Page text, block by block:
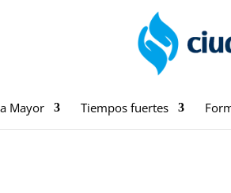
Mayor Tiempos fuertes